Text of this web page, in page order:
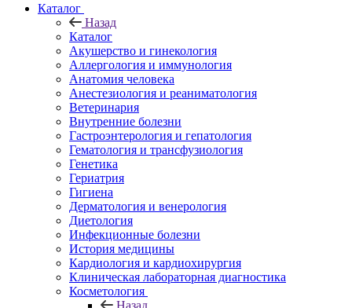
Каталог
Назад
Каталог
Акушерство и гинекология
Аллергология и иммунология
Анатомия человека
Анестезиология и реаниматология
Ветеринария
Внутренние болезни
Гастроэнтерология и гепатология
Гематология и трансфузиология
Генетика
Гериатрия
Гигиена
Дерматология и венерология
Диетология
Инфекционные болезни
История медицины
Кардиология и кардиохирургия
Клиническая лабораторная диагностика
Косметология
Назад